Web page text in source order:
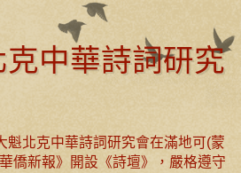
中華詩詞研究
魁北克中華詩詞研究會在滿地可(蒙
僑新報》開設《詩壇》，嚴格遵守